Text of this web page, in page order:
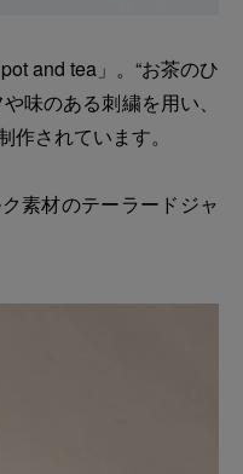
and tea」。“お茶のひ
味のある刺繍を用い、
されています。
素材のテーラードジャ